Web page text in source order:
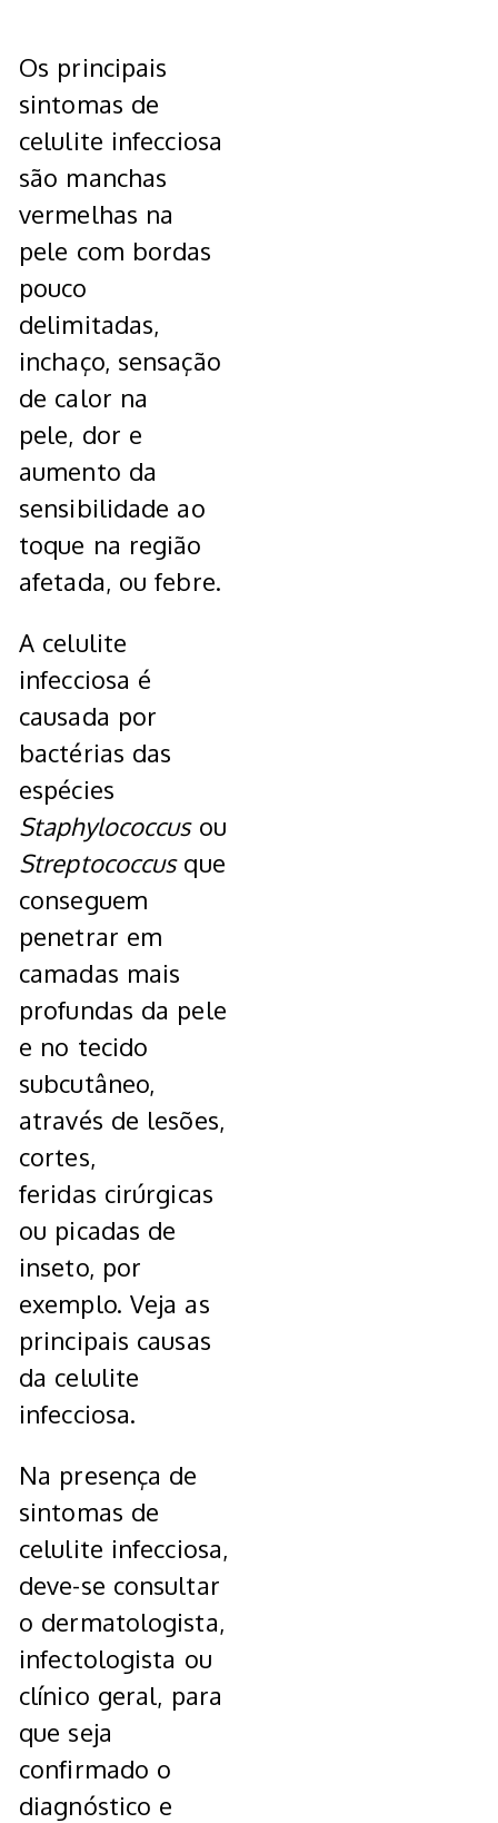
Os principais
sintomas de
celulite infecciosa
são manchas
vermelhas na
pele com bordas
pouco
delimitadas,
inchaço, sensação
de calor na
pele, dor e
aumento da
sensibilidade ao
toque na região
afetada, ou febre.
A celulite
infecciosa é
causada por
bactérias das
espécies
Staphylococcusou
Streptococcusque
conseguem
penetrar em
camadas mais
profundas da pele
e no tecido
subcutâneo,
através de lesões,
cortes,
feridas cirúrgicas
ou picadas de
inseto, por
exemplo. Veja as
principais causas
da celulite
infecciosa.
Na presença de
sintomas de
celulite infecciosa,
deve-se consultar
o dermatologista,
infectologista ou
clínico geral, para
que seja
confirmado o
diagnóstico e